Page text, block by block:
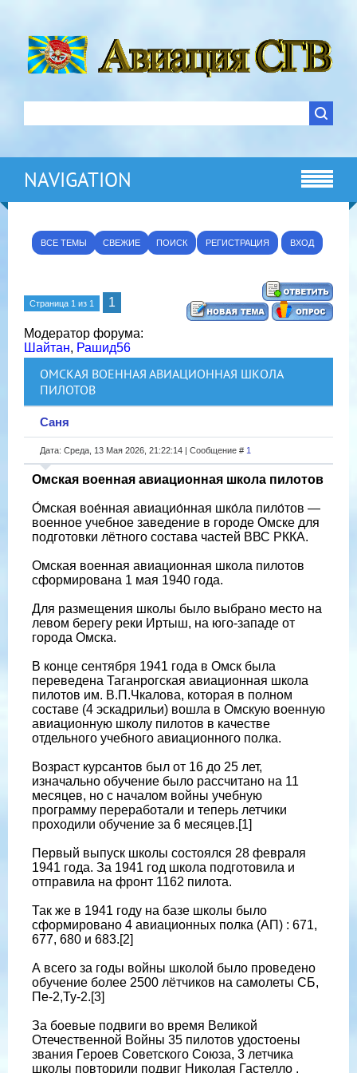
NAVIGATION
ВСЕ ТЕМЫ СВЕЖИЕ ПОИСК РЕГИСТРАЦИЯ ВХОД
Страница 1 из 1 1
Модератор форума:
Шайтан, Рашид56
ОМСКАЯ ВОЕННАЯ АВИАЦИОННАЯ ШКОЛА
ПИЛОТОВ
Саня
Дата: Среда, 13 Мая 2026, 21:22:14 | Сообщение # 1
Омская военная авиационная школа пилотов
О́мская вое́нная авиацио́нная шко́ла пило́тов —
военное учебное заведение в городе Омске для
подготовки лётного состава частей ВВС РККА.
Омская военная авиационная школа пилотов
сформирована 1 мая 1940 года.
Для размещения школы было выбрано место на
левом берегу реки Иртыш, на юго-западе от
города Омска.
В конце сентября 1941 года в Омск была
переведена Таганрогская авиационная школа
пилотов им. В.П.Чкалова, которая в полном
составе (4 эскадрильи) вошла в Омскую военную
авиационную школу пилотов в качестве
отдельного учебного авиационного полка.
Возраст курсантов был от 16 до 25 лет,
изначально обучение было рассчитано на 11
месяцев, но с началом войны учебную
программу переработали и теперь летчики
проходили обучение за 6 месяцев.[1]
Первый выпуск школы состоялся 28 февраля
1941 года. За 1941 год школа подготовила и
отправила на фронт 1162 пилота.
Так же в 1941 году на базе школы было
сформировано 4 авиационных полка (АП) : 671,
677, 680 и 683.[2]
А всего за годы войны школой было проведено
обучение более 2500 лётчиков на самолеты СБ,
Пе-2,Ту-2.[3]
За боевые подвиги во время Великой
Отечественной Войны 35 пилотов удостоены
звания Героев Советского Союза, 3 летчика
школы повторили подвиг Николая Гастелло .